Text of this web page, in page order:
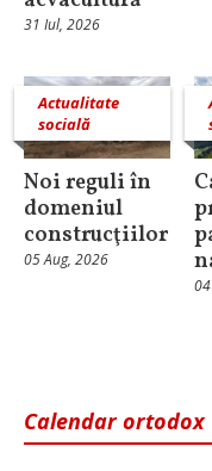
31 Iul, 2026
Actualitate
socială
Noi reguli în
domeniul
construcţiilor
05 Aug, 2026
Calendar ortodox